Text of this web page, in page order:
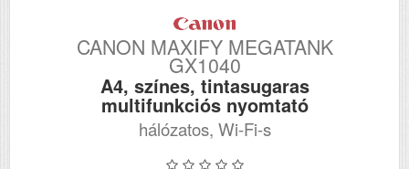
CANON MAXIFY MEGATANK
GX1040
A4, színes, tintasugaras
multifunkciós nyomtató
hálózatos, Wi-Fi-s